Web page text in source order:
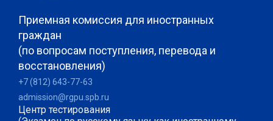
Приемная комиссия для иностранных
граждан
(по вопросам поступления, перевода и
восстановления)
+7 (812) 643-77-63
admission@rgpu.spb.ru
Центр тестирования